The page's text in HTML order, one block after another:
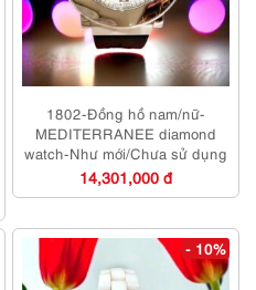
1802-Đồng hồ nam/nữ-
MEDITERRANEE diamond
watch-Như mới/Chưa sử dụng
14,301,000 đ
- 10%